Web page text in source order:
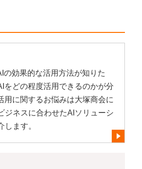
効果的な活用方法が知りた
をどの程度活用できるのかが分
用に関するお悩みは大塚商会に
ジネスに合わせたAIソリューシ
ます。